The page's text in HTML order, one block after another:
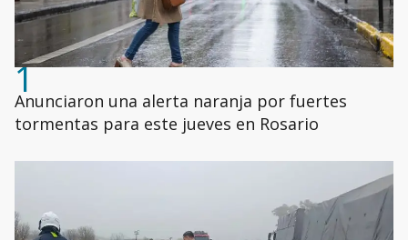
1
Anunciaron una alerta naranja por fuertes
tormentas para este jueves en Rosario